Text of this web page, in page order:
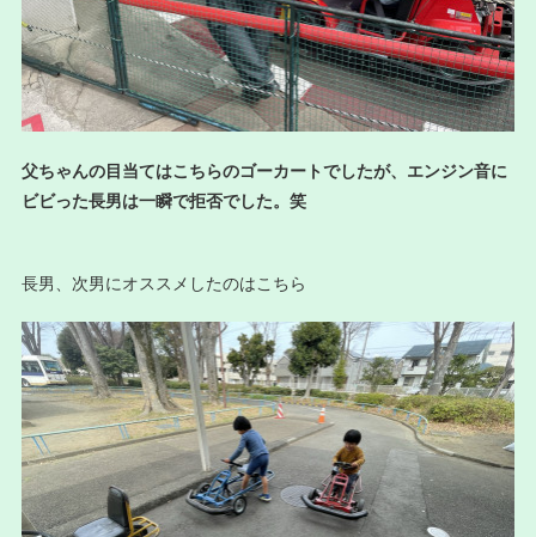
父ちゃんの目当てはこちらのゴーカートでしたが、エンジン音に
ビビった長男は一瞬で拒否でした。笑
長男、次男にオススメしたのはこちら